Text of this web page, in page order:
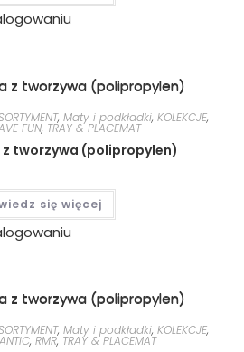
, Maty i podkładki, KOLEKCJE,
FUN, TRAY & PLACEMAT
z tworzywa (polipropylen)
się więcej
, Maty i podkładki, KOLEKCJE,
, RMR, TRAY & PLACEMAT